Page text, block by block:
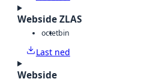
Webside ZLAS
octetbin
Last ned
Webside